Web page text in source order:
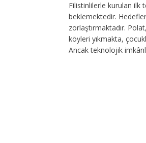
Filistinlilerle kurulan ilk
beklemektedir.
zorlaştırmaktadır.
köyleri yıkmakta,
Ancak teknolojik